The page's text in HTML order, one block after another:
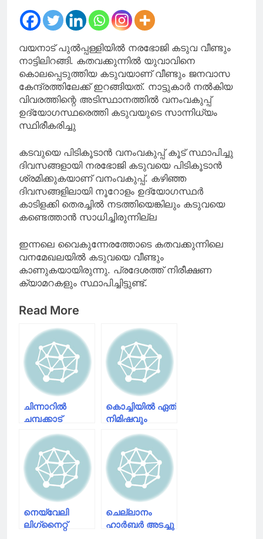
വയനാട് പുല്‍പ്പള്ളിയില്‍ നരഭോജി കടുവ വീണ്ടും
നാട്ടിലിറങ്ങി. കതവക്കുന്നില്‍ യുവാവിനെ
കൊലപ്പെടുത്തിയ കടുവയാണ് വീണ്ടും ജനവാസ
കേന്ദ്രത്തിലേക്ക് ഇറങ്ങിയത്. നാട്ടുകാര്‍ നല്‍കിയ
വിവരത്തിന്റെ അടിസ്ഥാനത്തില്‍ വനംവകുപ്പ്
ഉദ്യോഗസ്ഥരെത്തി കടുവയുടെ സാന്നിധ്യം
സ്ഥിരീകരിച്ചു
കടവുയെ പിടികൂടാന്‍ വനംവകുപ്പ് കൂട് സ്ഥാപിച്ചു
ദിവസങ്ങളായി നരഭോജി കടുവയെ പിടികൂടാന്‍
ശ്രമിക്കുകയാണ് വനംവകുപ്പ്. കഴിഞ്ഞ
ദിവസങ്ങളിലായി നൂറോളം ഉദ്യോഗസ്ഥര്‍
കാടിളക്കി തെരച്ചില്‍ നടത്തിയെങ്കിലും കടുവയെ
കണ്ടെത്താന്‍ സാധിച്ചിരുന്നില്ല
ഇന്നലെ വൈകുന്നേരത്തോടെ കതവക്കുന്നിലെ
വനമേഖലയില്‍ കടുവയെ വീണ്ടും
കാണുകയായിരുന്നു. പ്രദേശത്ത് നിരീക്ഷണ
ക്യാമറകളും സ്ഥാപിച്ചിട്ടുണ്ട്.
Read More
ചിന്നാറിൽ
ചമ്പക്കാട്
കോളനി ഭാഗത്ത്
പുള്ളിപ്പുലിയെ
അവശനിലയിൽ
കണ്ടെത്തി
കൊച്ചിയിൽ ഏത്
നിമിഷവും
ലോക്ക്ഡൗൺ
പ്രഖ്യാപിക്കാൻ
സാദ്ധ്യതയുണ്ട്;
മന്ത്രി സുനിൽ
കുമാർ
നെയ്‍വേലി
ലിഗ്‌നൈറ്റ്
ചെല്ലാനം
ഹാര്‍ബര്‍ അടച്ചു